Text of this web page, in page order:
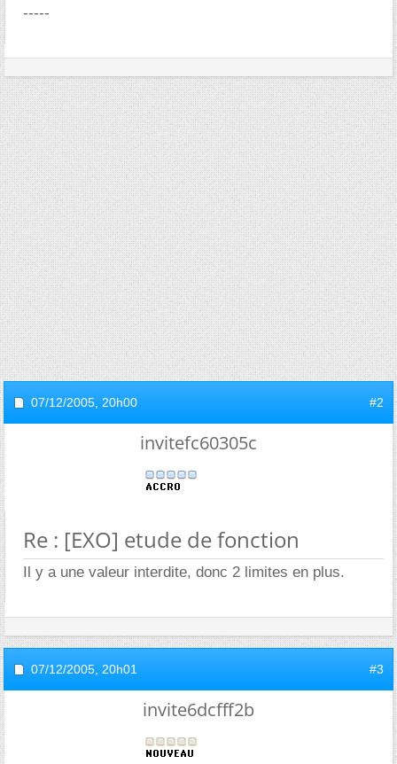
-----
07/12/2005, 20h00 #2
invitefc60305c
Re : [EXO] etude de fonction
Il y a une valeur interdite, donc 2 limites en plus.
07/12/2005, 20h01 #3
invite6dcfff2b